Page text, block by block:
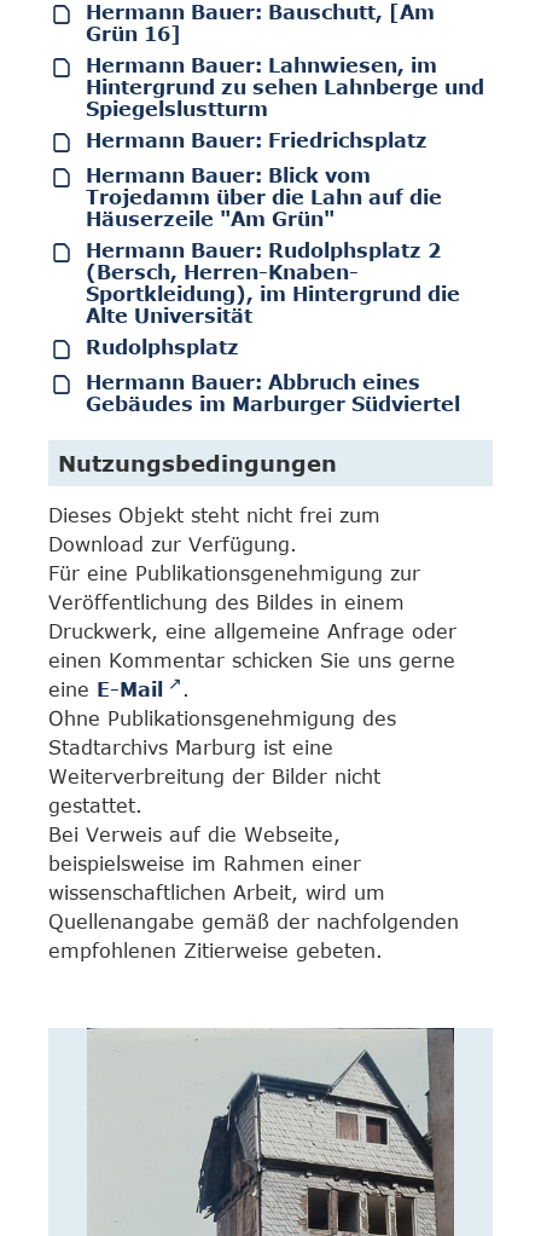
Hermann Bauer: Bauschutt, [Am
Grün 16]
Hermann Bauer: Lahnwiesen, im
Hintergrund zu sehen Lahnberge und
Spiegelslustturm
Hermann Bauer: Friedrichsplatz
Hermann Bauer: Blick vom
Trojedamm über die Lahn auf die
Häuserzeile "Am Grün"
Hermann Bauer: Rudolphsplatz 2
(Bersch, Herren-Knaben-
Sportkleidung), im Hintergrund die
Alte Universität
Rudolphsplatz
Hermann Bauer: Abbruch eines
Gebäudes im Marburger Südviertel
Nutzungsbedingungen
Dieses Objekt steht nicht frei zum
Download zur Verfügung.
Für eine Publikationsgenehmigung zur
Veröffentlichung des Bildes in einem
Druckwerk, eine allgemeine Anfrage oder
einen Kommentar schicken Sie uns gerne
eine E-Mail
.
Ohne Publikationsgenehmigung des
Stadtarchivs Marburg ist eine
Weiterverbreitung der Bilder nicht
gestattet.
Bei Verweis auf die Webseite,
beispielsweise im Rahmen einer
wissenschaftlichen Arbeit, wird um
Quellenangabe gemäß der nachfolgenden
empfohlenen Zitierweise gebeten.